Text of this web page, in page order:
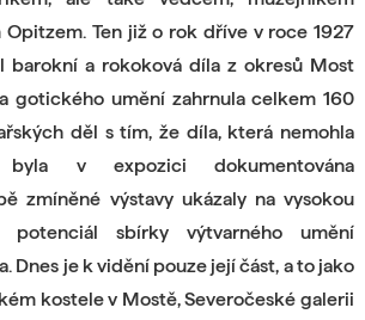
Opitzem. Ten již o rok dříve v roce 1927
barokní a rokoková díla z okresů Most
gotického umění zahrnula celkem 160
děl s tím, že díla, která nemohla
byla v expozici dokumentována
zmíněné výstavy ukázaly na vysokou
sbírky výtvarného umění
Dnes je k vidění pouze její část, a to jako
kostele v Mostě, Severočeské galerii